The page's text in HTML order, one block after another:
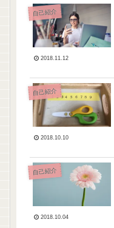
自己紹介
2018.11.12
自己紹介
2018.10.10
自己紹介
2018.10.04